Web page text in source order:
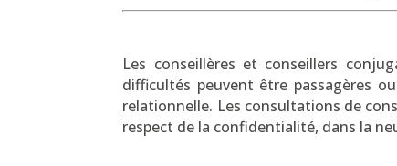
Les conseillères et conseillers
difficultés peuvent être passagères
relationnelle. Les consultations de
respect de la confidentialité, dans la